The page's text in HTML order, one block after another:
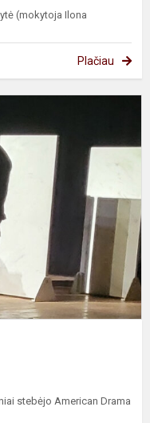
(mokytoja Ilona
Plačiau
stebėjo American Drama